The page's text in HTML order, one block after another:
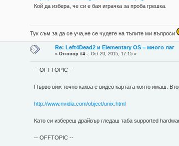
Кой да избера, че си е бая играчка за проба грешка.
Тук съм за да се уча,не се чудете на тъпите ми въпроси
Re: Left4Dead2 и Elementary OS = много лаг
«Отговор #4 -: Oct 20, 2015, 17:15 »
-- OFFTOPIC --
Първо виж точно каква е видео картата която имаш.
http://www.nvidia.com/object/unix.html
Като си избереш драйвър гледаш таба supported
-- OFFTOPIC --